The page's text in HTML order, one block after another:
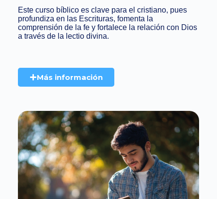
Este curso bíblico es clave para el cristiano, pues
profundiza en las Escrituras, fomenta la
comprensión de la fe y fortalece la relación con Dios
a través de la lectio divina.
Más información